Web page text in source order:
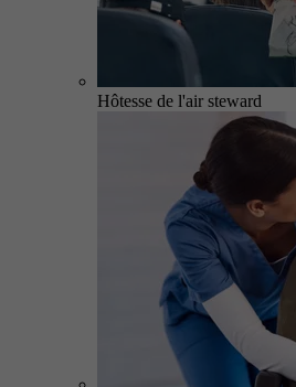
Hôtesse de l'air steward